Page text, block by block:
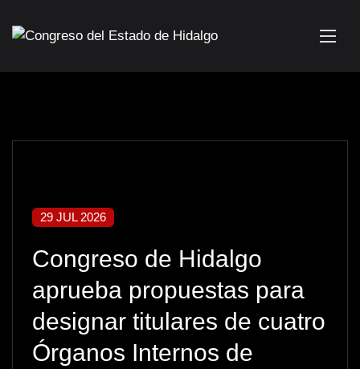
29 JUL 2026
Congreso de Hidalgo
aprueba propuestas para
designar titulares de cuatro
Órganos Internos de